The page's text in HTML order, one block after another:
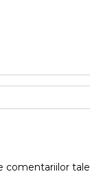
comentariilor tale